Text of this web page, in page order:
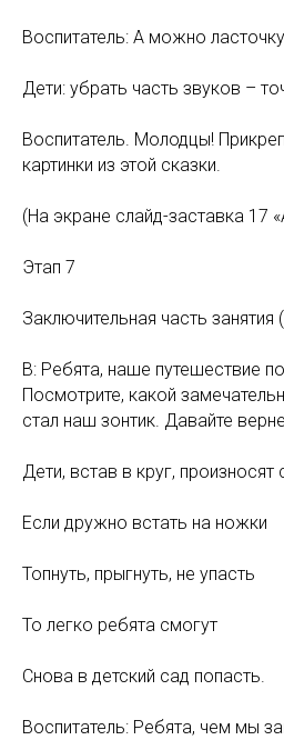
Воспитатель: А можно
Дети: убрать часть звуков –
Воспитатель. Молодцы!
картинки из этой сказки.
(На экране слайд-заставка 17
Этап 7
Заключительная часть занятия
В: Ребята, наше путешествие
Посмотрите, какой
стал наш зонтик. Давайте
Дети, встав в круг, произносят
Если дружно встать на ножки
Топнуть, прыгнуть, не упасть
То легко ребята смогут
Снова в детский сад попасть.
Воспитатель: Ребята, чем мы